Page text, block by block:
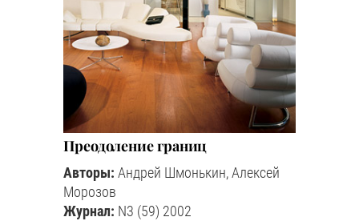
Преодоление границ
Авторы: Андрей Шмонькин, Алексей
Морозов
Журнал: N3 (59) 2002